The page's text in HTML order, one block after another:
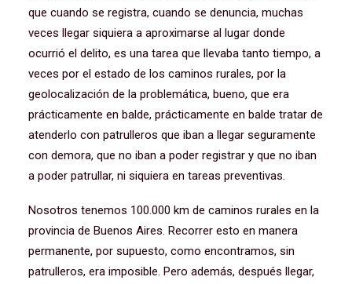
que cuando se registra, cuando se denuncia, muchas
veces llegar siquiera a aproximarse al lugar donde
ocurrió el delito, es una tarea que llevaba tanto tiempo, a
veces por el estado de los caminos rurales, por la
geolocalización de la problemática, bueno, que era
prácticamente en balde, prácticamente en balde tratar de
atenderlo con patrulleros que iban a llegar seguramente
con demora, que no iban a poder registrar y que no iban
a poder patrullar, ni siquiera en tareas preventivas.
Nosotros tenemos 100.000 km de caminos rurales en la
provincia de Buenos Aires. Recorrer esto en manera
permanente, por supuesto, como encontramos, sin
patrulleros, era imposible. Pero además, después llegar,